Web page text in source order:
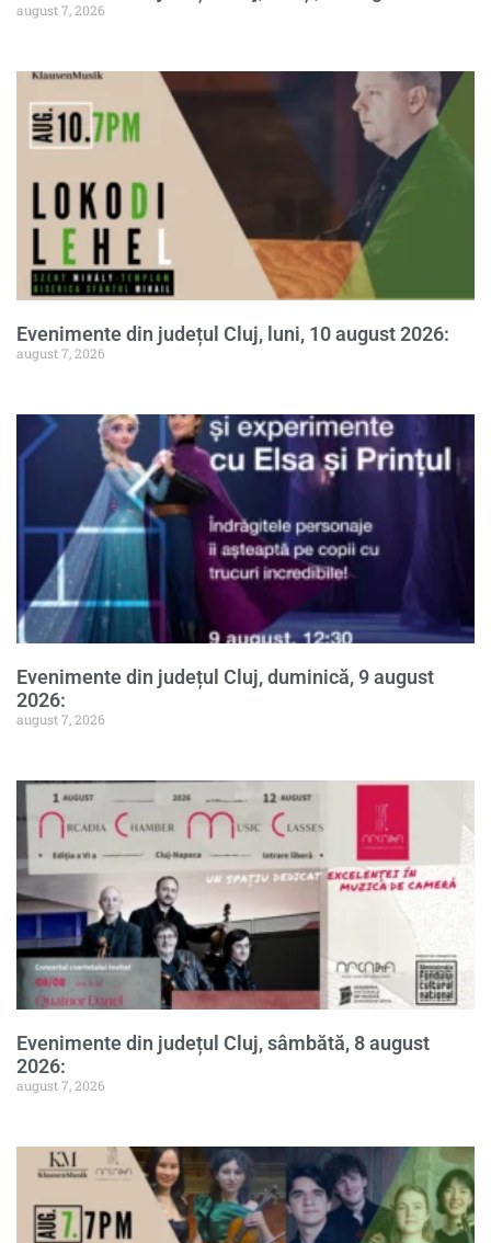
august 7, 2026
Evenimente din județul Cluj, luni, 10 august 2026:
august 7, 2026
Evenimente din județul Cluj, duminică, 9 august
2026:
august 7, 2026
Evenimente din județul Cluj, sâmbătă, 8 august
2026:
august 7, 2026